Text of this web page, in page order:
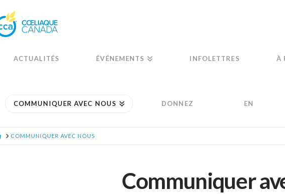
ACTUALITÉS ÉVÉNEMENTS INFOLETTRES À
COMMUNIQUER AVEC NOUS DONNEZ EN
HOMECOMMUNIQUER AVEC NOUS
Communiquer